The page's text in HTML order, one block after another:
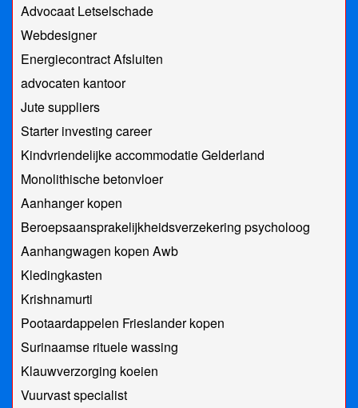
Advocaat Letselschade
Webdesigner
Energiecontract Afsluiten
advocaten kantoor
Jute suppliers
Starter investing career
Kindvriendelijke accommodatie Gelderland
Monolithische betonvloer
Aanhanger kopen
Beroepsaansprakelijkheidsverzekering psycholoog
Aanhangwagen kopen Awb
Kledingkasten
Krishnamurti
Pootaardappelen Frieslander kopen
Surinaamse rituele wassing
Klauwverzorging koeien
Vuurvast specialist